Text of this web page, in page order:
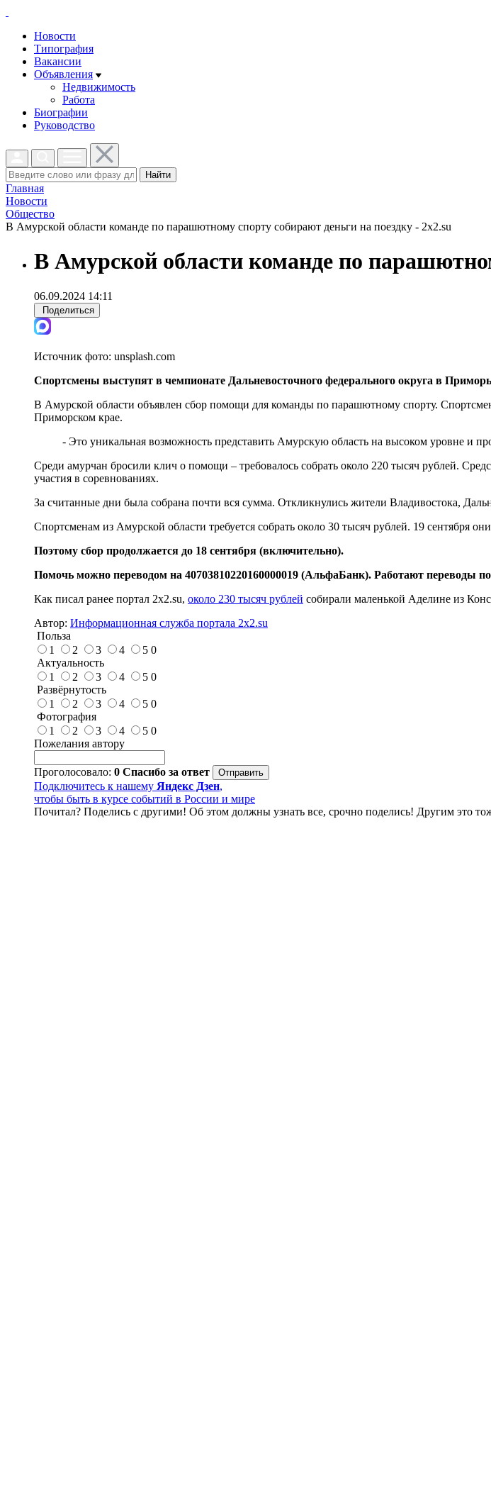
Новости
Типография
Вакансии
Объявления
Недвижимость
Работа
Биографии
Руководство
Найти
Главная
Новости
Общество
В Амурской области команде по парашютному спорту собирают деньги на поездку - 2x2.su
В Амурской области команде по
06.09.2024 14:11
Поделиться
Источник фото: unsplash.com
Спортсмены выступят в чемпионате Дальневосточного федерального округа в
В Амурской области объявлен сбор помощи для команды по парашютному спорту.
Приморском крае.
- Это уникальная возможность представить Амурскую область на высоком уровне и
Среди амурчан бросили клич о помощи – требовалось собрать около 220 тысяч рублей.
участия в соревнованиях.
За считанные дни была собрана почти вся сумма. Откликнулись жители Владивостока,
Спортсменам из Амурской области требуется собрать около 30 тысяч рублей. 19 сентября
Поэтому сбор продолжается до 18 сентября (включительно).
Помочь можно переводом на 40703810220160000019 (АльфаБанк). Работают переводы по
Как писал ранее портал 2х2.su, около 230 тысяч рублей собирали маленькой Аделине из
Автор: Информационная служба портала 2x2.su
Польза
1
2 3 4 5 0
Актуальность
1
2 3 4 5 0
Развёрнутость
1
2 3 4 5 0
Фотография
1
2 3 4 5 0
Пожелания автору
Проголосовало: 0 Спасибо за ответ
Подключитесь к нашему Яндекс Дзен,
чтобы быть в курсе событий в России и мире
Почитал? Поделись с другими! Об этом должны узнать все, срочно поделись! Другим это